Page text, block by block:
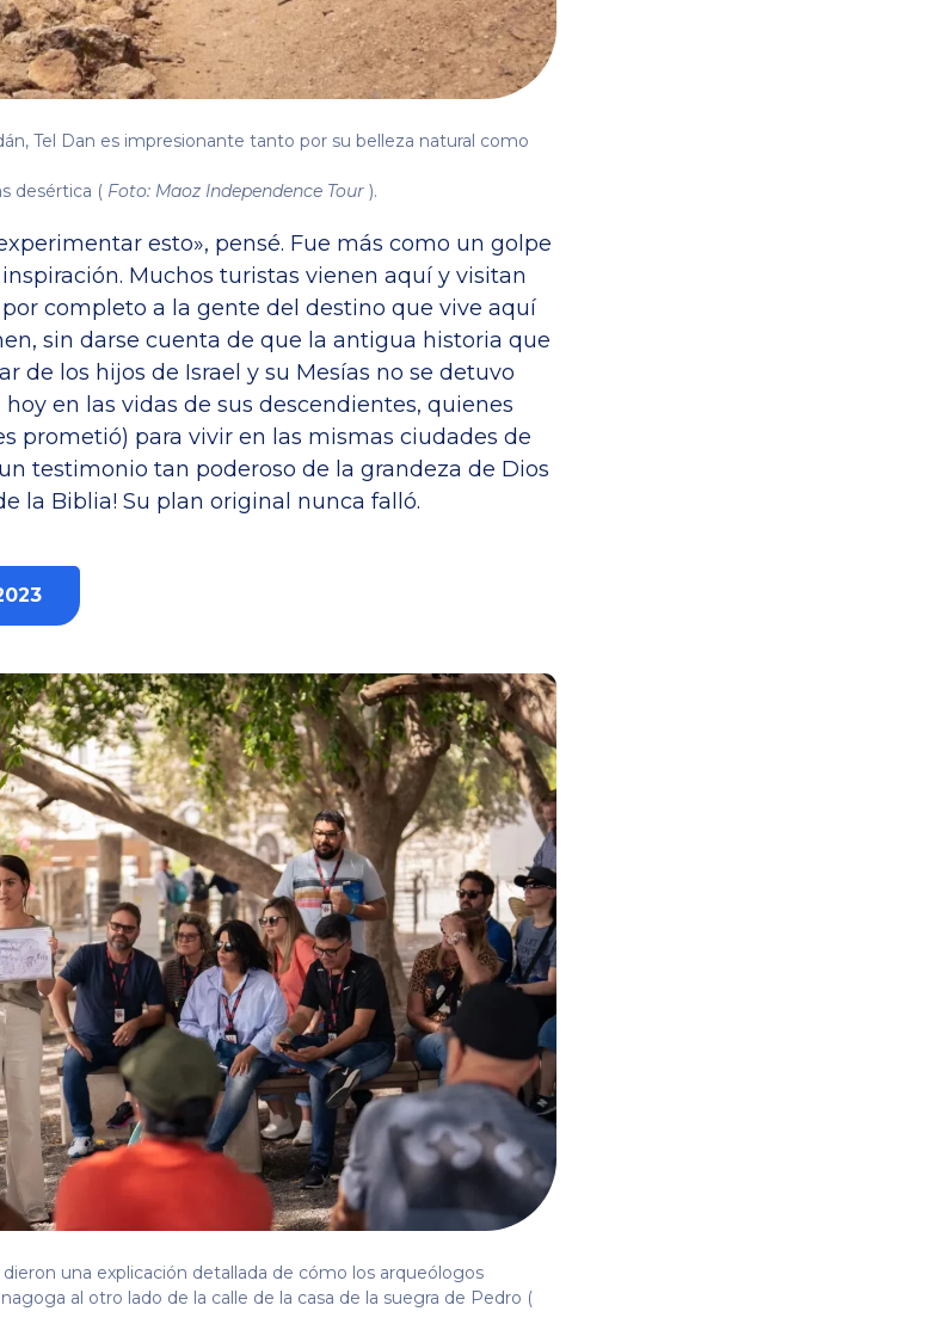
Tel Dan es impresionante tanto por su belleza natural como
desértica ( Foto: Maoz Independence Tour ).
esto», pensé. Fue más como un golpe
Muchos turistas vienen aquí y visitan
completo a la gente del destino que vive aquí
sin darse cuenta de que la antigua historia que
de los hijos de Israel y su Mesías no se detuvo
en las vidas de sus descendientes, quienes
prometió) para vivir en las mismas ciudades de
un testimonio tan poderoso de la grandeza de Dios
la Biblia! Su plan original nunca falló.
una explicación detallada de cómo los arqueólogos
al otro lado de la calle de la casa de la suegra de Pedro (